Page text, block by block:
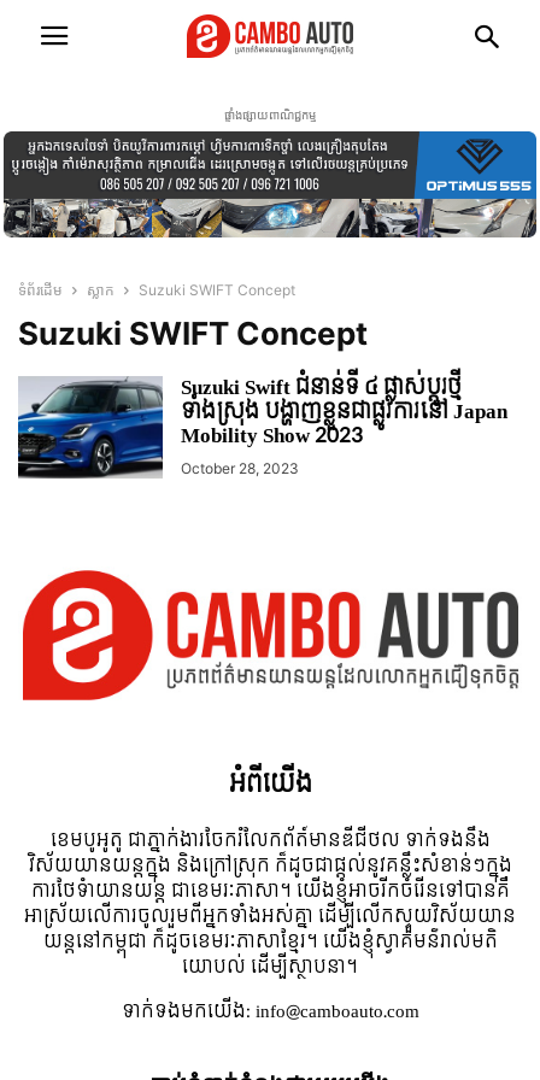
ផ្ទាំងផ្សាយពាណិជ្ជកម្ម
ទំព័រដើម ស្លាក Suzuki SWIFT Concept
Suzuki SWIFT Concept
Suzuki Swift ជំនាន់ទី ៤ ផ្លាស់ប្តូរថ្មី
ទាំងស្រុង បង្ហាញខ្លួនជាផ្លូវការនៅ Japan
Mobility Show 2023
October 28, 2023
អំពី​យើង
ខេមបូអូតូ ជាភ្នាក់ងារចែករំលែកព័ត៍មានឌីជីថល ទាក់ទងនឹង
វិស័យយានយន្តក្នុង និងក្រៅស្រុក ក៏ដូចជាផ្តល់នូវគន្លឹះសំខាន់ៗក្នុង
ការថែទំាយានយន្ត ជាខេមរៈភាសា។ យើងខ្ញុំអាចរីកចំរើនទៅបានគឺ
អាស្រ័យលើការចូលរួមពីអ្នកទាំងអស់គ្នា ដើម្បីលើកស្ទួយវិស័យយាន
យន្តនៅកម្ពុជា ក៏ដូចខេមរៈភាសាខ្មែរ។ យើងខ្ញុំស្វាគមន៌រាល់មតិ
យោបល់ ដើម្បីស្ថាបនា។
ទាក់ទង​មក​យើង:info@camboauto.com